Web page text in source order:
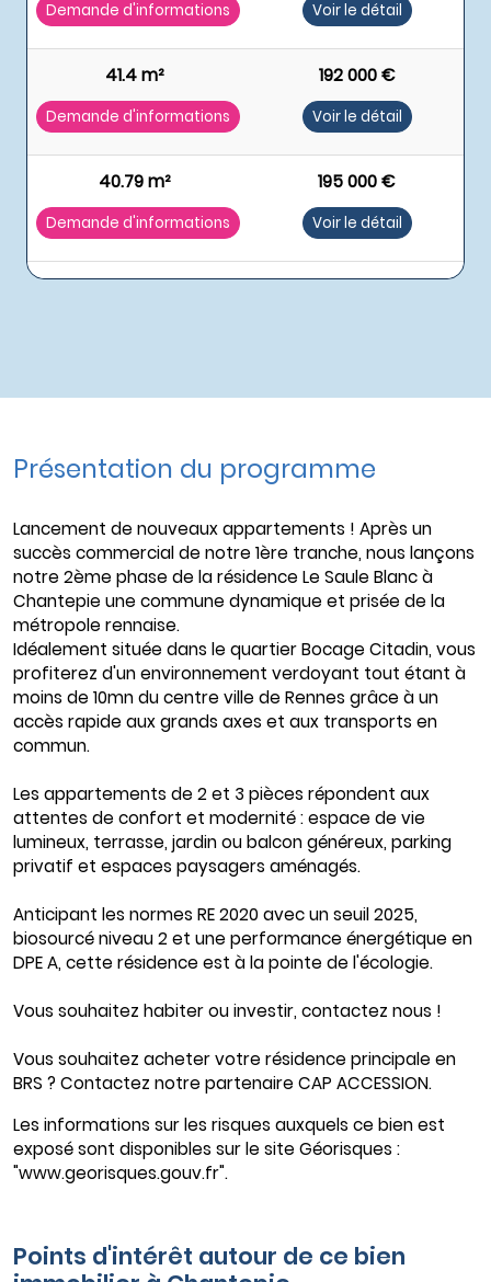
Demande d'informations Voir le détail
41.4 m² 192 000 €
Demande d'informations Voir le détail
40.79 m² 195 000 €
Demande d'informations Voir le détail
Présentation du programme
Lancement de nouveaux appartements ! Après un
succès commercial de notre 1ère tranche, nous lançons
notre 2ème phase de la résidence Le Saule Blanc à
Chantepie une commune dynamique et prisée de la
métropole rennaise.
Idéalement située dans le quartier Bocage Citadin, vous
profiterez d'un environnement verdoyant tout étant à
moins de 10mn du centre ville de Rennes grâce à un
accès rapide aux grands axes et aux transports en
commun.
Les appartements de 2 et 3 pièces répondent aux
attentes de confort et modernité : espace de vie
lumineux, terrasse, jardin ou balcon généreux, parking
privatif et espaces paysagers aménagés.
Anticipant les normes RE 2020 avec un seuil 2025,
biosourcé niveau 2 et une performance énergétique en
DPE A, cette résidence est à la pointe de l'écologie.
Vous souhaitez habiter ou investir, contactez nous !
Vous souhaitez acheter votre résidence principale en
BRS ? Contactez notre partenaire CAP ACCESSION.
Les informations sur les risques auxquels ce bien est
exposé sont disponibles sur le site Géorisques :
"www.georisques.gouv.fr".
Points d'intérêt autour de ce bien